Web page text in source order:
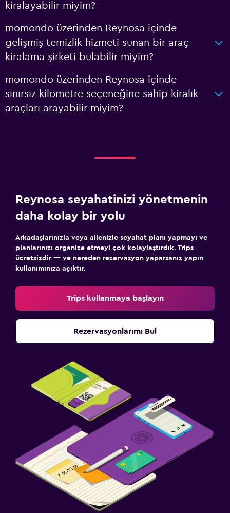
kiralayabilir miyim?
momondo üzerinden Reynosa içinde
gelişmiş temizlik hizmeti sunan bir araç
kiralama şirketi bulabilir miyim?
momondo üzerinden Reynosa içinde
sınırsız kilometre seçeneğine sahip kiralık
araçları arayabilir miyim?
Reynosa seyahatinizi yönetmenin
daha kolay bir yolu
Arkadaşlarınızla veya ailenizle seyahat planı yapmayı ve
planlarınızı organize etmeyi çok kolaylaştırdık. Trips
ücretsizdir — ve nereden rezervasyon yaparsanız yapın
kullanımınıza açıktır.
Trips kullanmaya başlayın
Rezervasyonlarımı Bul